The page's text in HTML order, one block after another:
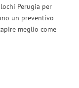
Perugia per
un preventivo
meglio come